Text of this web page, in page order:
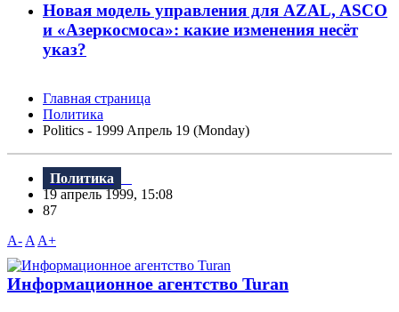
Новая модель управления для AZAL, ASCO
и «Азеркосмоса»: какие изменения несёт
указ?
Главная страница
Политика
Politics - 1999 Aпрель 19 (Monday)
Политика
19 апрель 1999, 15:08
87
A- A A+
Информационное агентство Turan